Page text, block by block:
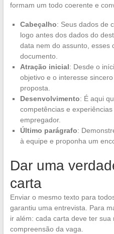
formam um todo coerente e
Cabeçalho: Seus dados de
logo antes dos dados do
data nem do assunto, esses
documento.
Atração inicial: Desde o
objetivo e o interesse
proposta.
Desenvolvimento: É aqui
competências e
empregador.
Último parágrafo:
à equipe e proponha um
Dar uma
carta
Enviar o mesmo texto para
garantiu uma entrevista. Para
ir além: cada carta deve ter
compreensão da vaga.